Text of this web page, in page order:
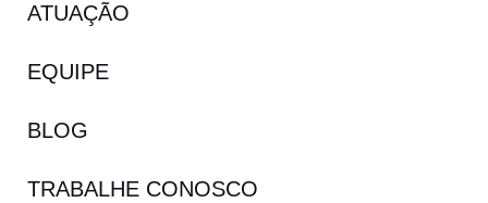
ATUAÇÃO
EQUIPE
BLOG
TRABALHE CONOSCO